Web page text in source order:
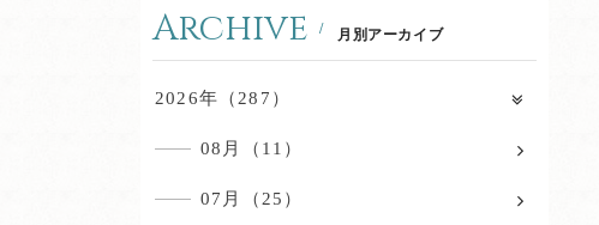
Archive 月別アーカイブ
2026年（287）
08月（11）
07月（25）